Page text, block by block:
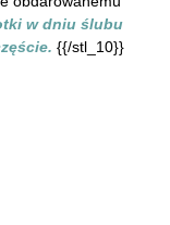
w dniu ślubu
{{/stl_10}}